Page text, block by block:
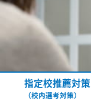
指定校推薦対策
（校内選考対策）